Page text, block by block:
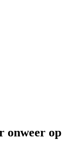
onweer op